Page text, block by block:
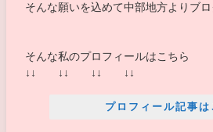
そんな願いを込めて中部地方よりブロ
そんな私のプロフィールはこちら
↓↓ ↓↓ ↓↓ ↓↓
プロフィール記事は